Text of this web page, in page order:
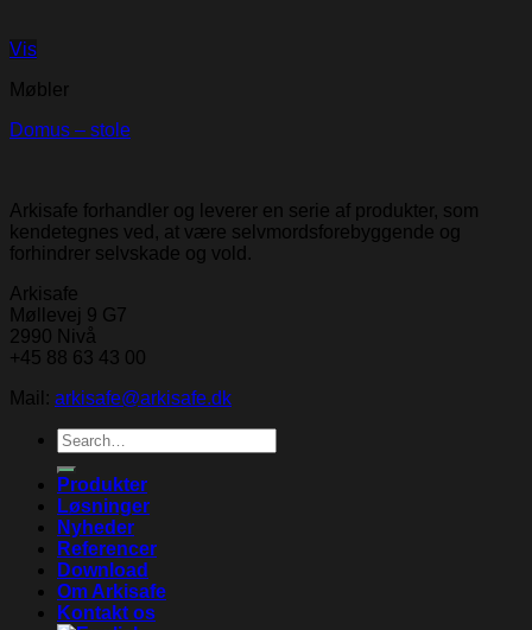
Vis
Møbler
Domus – stole
Arkisafe forhandler og leverer en serie af produkter, som
kendetegnes ved, at være selvmordsforebyggende og
forhindrer selvskade og vold.
Arkisafe
Møllevej 9 G7
2990 Nivå
+45 88 63 43 00
Mail: arkisafe@arkisafe.dk
Search
for:
Produkter
Løsninger
Nyheder
Referencer
Download
Om Arkisafe
Kontakt os